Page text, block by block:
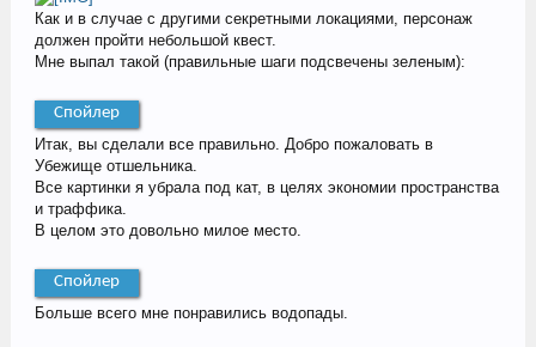
Как и в случае с другими секретными локациями, персонаж
должен пройти небольшой квест.
Мне выпал такой (правильные шаги подсвечены зеленым):
Спойлер
Итак, вы сделали все правильно. Добро пожаловать в
Убежище отшельника.
Все картинки я убрала под кат, в целях экономии пространства
и траффика.
В целом это довольно милое место.
Спойлер
Больше всего мне понравились водопады.